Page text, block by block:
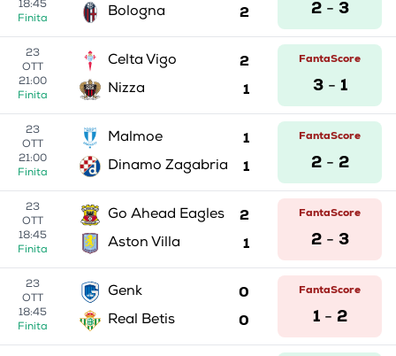
18:45
Finita
Bologna 2 2 - 3
23
OTT
21:00
Finita
Celta Vigo 2
Nizza 1
FantaScore
3 - 1
23
OTT
21:00
Finita
Malmoe 1
Dinamo Zagabria 1
FantaScore
2 - 2
23
OTT
18:45
Finita
Go Ahead Eagles 2
Aston Villa 1
FantaScore
2 - 3
23
OTT
18:45
Finita
Genk 0
Real Betis 0
FantaScore
1 - 2